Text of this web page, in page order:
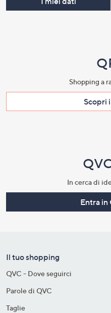
Shopping a
Scopri
In cerca di
Entra in
Il tuo shopping
QVC - Dove seguirci
Parole di QVC
Taglie